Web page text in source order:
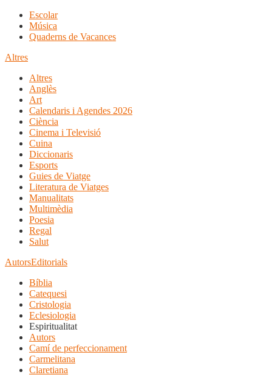
Escolar
Música
Quaderns de Vacances
Altres
Altres
Anglès
Art
Calendaris i Agendes 2026
Ciència
Cinema i Televisió
Cuina
Diccionaris
Esports
Guies de Viatge
Literatura de Viatges
Manualitats
Multimèdia
Poesia
Regal
Salut
AutorsEditorials
Bíblia
Catequesi
Cristologia
Eclesiologia
Espiritualitat
Autors
Camí de perfeccionament
Carmelitana
Claretiana